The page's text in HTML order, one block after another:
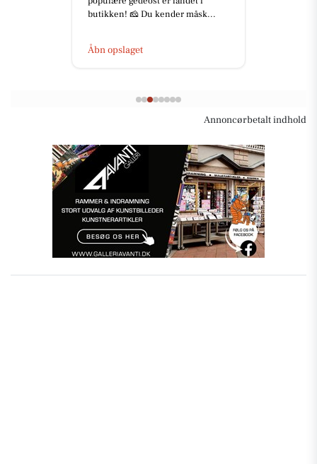
butikken! 🧀 Du kender måsk...
Åbn opslaget
Annoncørbetalt indhold